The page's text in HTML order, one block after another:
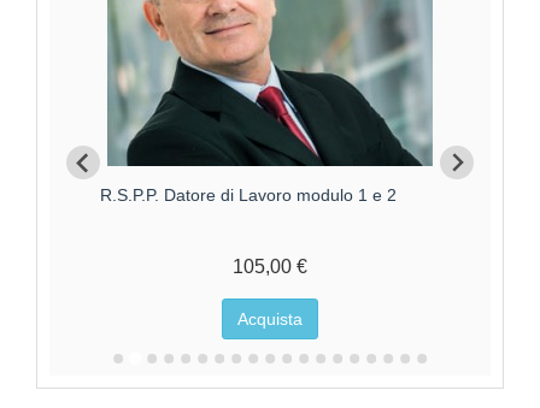
Aggiornamento RSPP Datore di Lavoro - Rischio
170,00 €
Acquista